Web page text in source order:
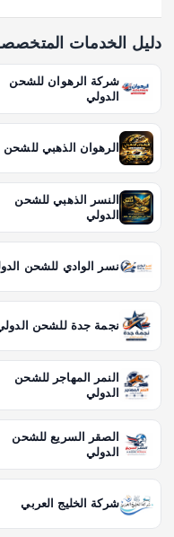
دليل الخدمات
شركة الرهوان للشحن
الدولي
الرهوان الذهبي للشحن
النسر الذهبي للشحن
الدولي
نسر الوادي للشحن
نجمة جدة للشحن
النمر المهاجر للشحن
الدولي
الصقر السريع للشحن
الدولي
شركة الخليج العربي